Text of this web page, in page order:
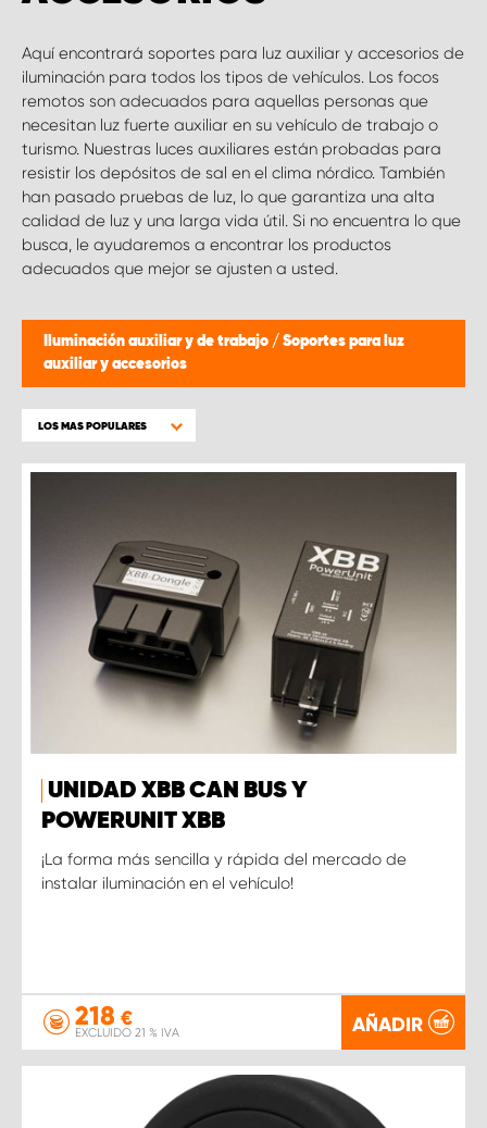
Aquí encontrará soportes para luz auxiliar y accesorios de
iluminación para todos los tipos de vehículos. Los focos
remotos son adecuados para aquellas personas que
necesitan luz fuerte auxiliar en su vehículo de trabajo o
turismo. Nuestras luces auxiliares están probadas para
resistir los depósitos de sal en el clima nórdico. También
han pasado pruebas de luz, lo que garantiza una alta
calidad de luz y una larga vida útil. Si no encuentra lo que
busca, le ayudaremos a encontrar los productos
adecuados que mejor se ajusten a usted.
Iluminación auxiliar y de trabajo / Soportes para luz
auxiliar y accesorios
LOS MAS POPULARES
UNIDAD XBB CAN BUS Y
POWERUNIT XBB
¡La forma más sencilla y rápida del mercado de
instalar iluminación en el vehículo!
218 €
EXCLUIDO 21 % IVA AÑADIR